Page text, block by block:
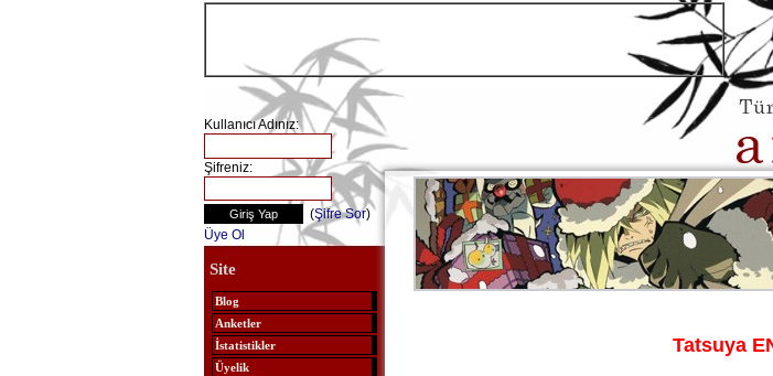
Kullanıcı Adınız:
Şifreniz:
(Şifre Sor)
Üye Ol
Site
Blog
Anketler
İstatistikler
Üyelik
Tatsuya